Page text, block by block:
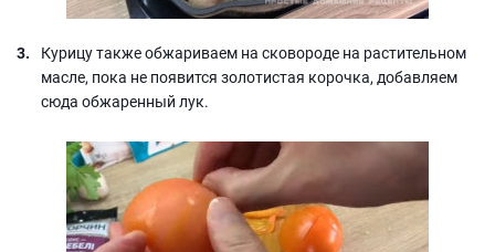
Курицу также обжариваем на сковороде на растительном
масле, пока не появится золотистая корочка, добавляем
сюда обжаренный лук.